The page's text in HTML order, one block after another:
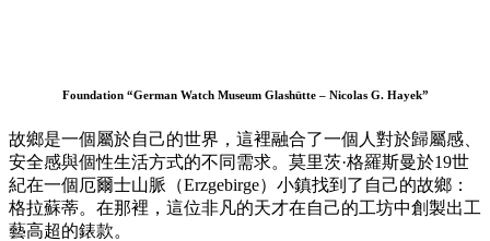
Foundation “German Watch Museum Glashütte – Nicolas G. Hayek”
故鄉是一個屬於自己的世界，這裡融合了一個人對於歸屬感、
安全感與個性生活方式的不同需求。莫里茨·格羅斯曼於19世
紀在一個厄爾士山脈（Erzgebirge）小鎮找到了自己的故鄉：
格拉蘇蒂。在那裡，這位非凡的天才在自己的工坊中創製出工
藝高超的錶款。